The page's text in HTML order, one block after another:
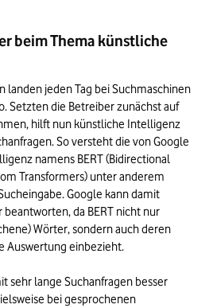
beim Thema künstliche
landen jeden Tag bei Suchmaschinen
Setzten die Betreiber zunächst auf
hilft nun künstliche Intelligenz
So versteht die von Google
namens BERT (Bidirectional
Transformers) unter anderem
Google kann damit
da BERT nicht nur
Wörter, sondern auch deren
Auswertung einbezieht.
sehr lange Suchanfragen besser
bei gesprochenen